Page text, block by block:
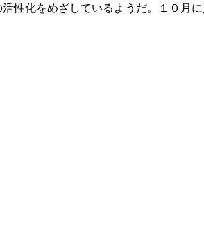
性化をめざしているようだ。１０月